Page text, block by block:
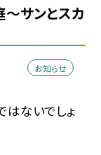
サンとスカ
お知らせ
ないでしょ